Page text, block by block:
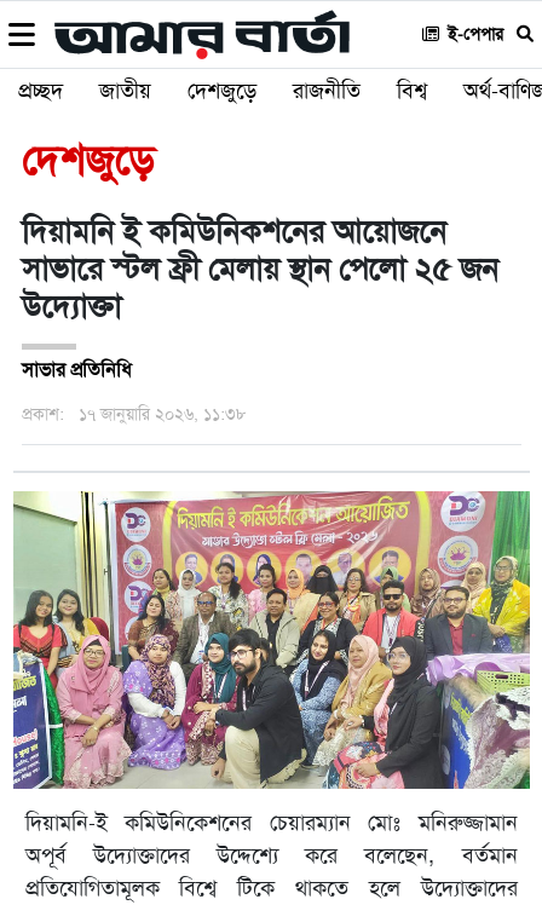
ই-পেপার
প্রচ্ছদ জাতীয় দেশজুড়ে রাজনীতি বিশ্ব অর্থ-
দেশজুড়ে
দিয়ামনি ই কমিউনিকশনের আয়োজনে
সাভারে স্টল ফ্রী মেলায় স্থান পেলো ২৫ জন
উদ্যোক্তা
সাভার প্রতিনিধি
প্রকাশ: ১৭ জানুয়ারি ২০২৬, ১১:৩৮
দিয়ামনি-ই কমিউনিকেশনের চেয়ারম্যান মোঃ মনিরুজ্জামান
অপূর্ব উদ্যোক্তাদের উদ্দেশ্যে করে বলেছেন, বর্তমান
প্রতিযোগিতামূলক বিশ্বে টিকে থাকতে হলে উদ্যোক্তাদের